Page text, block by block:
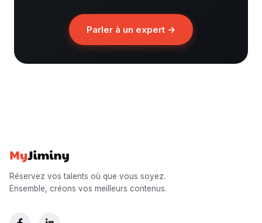
Parler à un expert →
Réservez vos talents où que vous soyez.
Ensemble, créons vos meilleurs contenus.